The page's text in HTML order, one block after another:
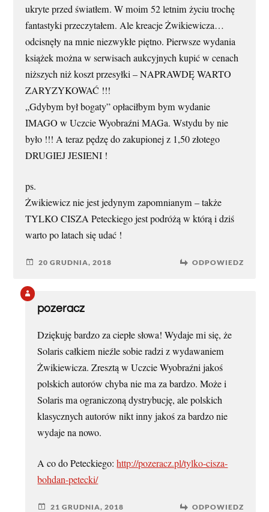
ukryte przed światłem. W moim 52 letnim życiu trochę
fantastyki przeczytałem. Ale kreacje Żwikiewicza…
odcisnęły na mnie niezwykłe piętno. Pierwsze wydania
książek można w serwisach aukcyjnych kupić w cenach
niższych niż koszt przesyłki – NAPRAWDĘ WARTO
ZARYZYKOWAĆ !!!
„Gdybym był bogaty” opłaciłbym bym wydanie
IMAGO w Uczcie Wyobraźni MAGa. Wstydu by nie
było !!! A teraz pędzę do zakupionej z 1,50 złotego
DRUGIEJ JESIENI !
ps.
Żwikiewicz nie jest jedynym zapomnianym – także
TYLKO CISZA Peteckiego jest podróżą w którą i dziś
warto po latach się udać !
20 GRUDNIA, 2018 ODPOWIEDZ
pozeracz
Dziękuję bardzo za ciepłe słowa! Wydaje mi się, że
Solaris całkiem nieźle sobie radzi z wydawaniem
Żwikiewicza. Zresztą w Uczcie Wyobraźni jakoś
polskich autorów chyba nie ma za bardzo. Może i
Solaris ma ograniczoną dystrybucję, ale polskich
klasycznych autorów nikt inny jakoś za bardzo nie
wydaje na nowo.
A co do Peteckiego:http://pozeracz.pl/tylko-cisza-
bohdan-petecki/
21 GRUDNIA, 2018 ODPOWIEDZ